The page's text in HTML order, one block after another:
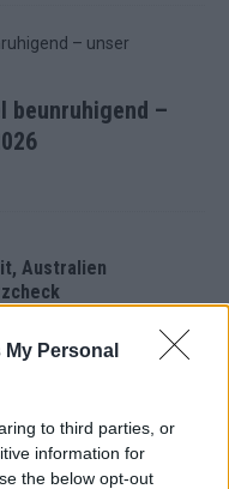
Personal
to third parties, or
information for
the below opt-out
beunruhigend –
Australien